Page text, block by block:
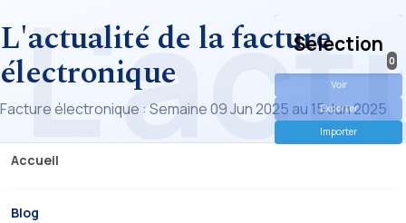
L'actualité de la facture
électronique
Facture électronique : Semaine 09 Jun 2025 au 15 Jun 2025
Accueil
Blog
Selection
0
Voir
Exporter
Importer